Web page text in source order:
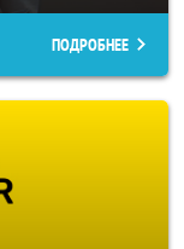
ПОДРОБНЕЕ